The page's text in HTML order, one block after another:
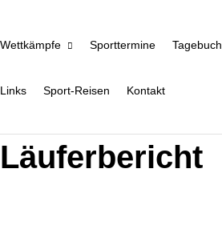
Wettkämpfe Sporttermine Tagebuch
Links Sport-Reisen Kontakt
Läuferbericht